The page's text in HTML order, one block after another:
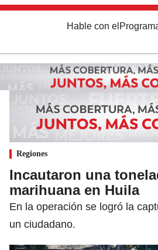
Hable con el
Regiones
Incautaron una
marihuana en Huila
En la operación se logró la
un ciudadano.